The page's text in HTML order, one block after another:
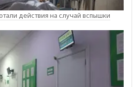
действия на случай вспышки